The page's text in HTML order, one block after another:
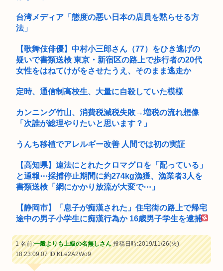
台湾メディア「態度の悪い日本の店員を黙らせる方
法」
【歌舞伎俳優】中村小三郎さん（77）をひき逃げの
疑いで書類送検 東京・新宿区の路上で歩行者の20代
女性をはねてけがをさせたうえ、そのまま逃走か
定時、通信制高校生、大量に自殺していた模様
カンニング竹山、消費税減税失敗→増税の流れ想像
「次誰が総理やりたいと思います？」
うんち移植でアレルギー改善 人間では初の実証
【高知県】違法にとれたクロマグロを「配っている」
と通報⋯採捕停止期間に約274kg漁獲、漁業者3人を
書類送検「網にかかり放流が大変で⋯」
【静岡市】「息子が痴漢された」住宅街の路上で帰宅
途中の男子小学生に痴漢行為か 16歳男子学生を逮捕
1 名前:一般よりも上級の名無しさん投稿日時:2019/11/26(火)
18:23:09.07ID:KLe2A2Wo9